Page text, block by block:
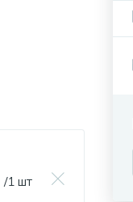
/1 шт